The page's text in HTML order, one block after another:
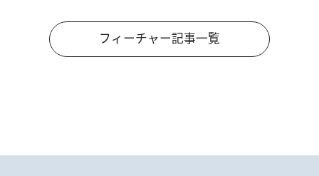
フィーチャー記事一覧